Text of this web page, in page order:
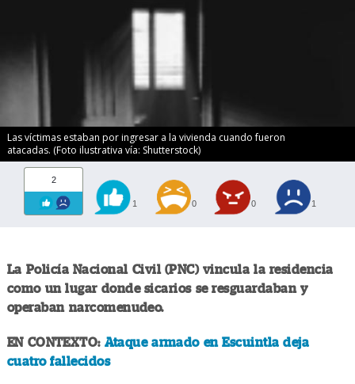
Las víctimas estaban por ingresar a la vivienda cuando fueron
atacadas. (Foto ilustrativa vía: Shutterstock)
2
1 0 0 1
La Policía Nacional Civil (PNC) vincula la residencia
como un lugar donde sicarios se resguardaban y
operaban narcomenudeo.
EN CONTEXTO: Ataque armado en Escuintla deja
cuatro fallecidos